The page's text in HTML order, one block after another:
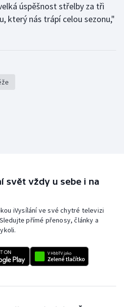
úspěšnost střelby za tři
který nás trápí celou sezonu,"
svět vždy u sebe i na
iVysílání ve své chytré televizi
přímé přenosy, články a